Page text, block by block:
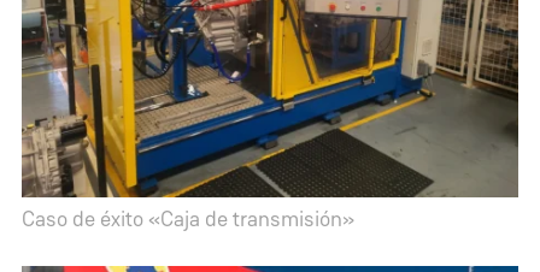
Caso de éxito «Caja de transmisión»